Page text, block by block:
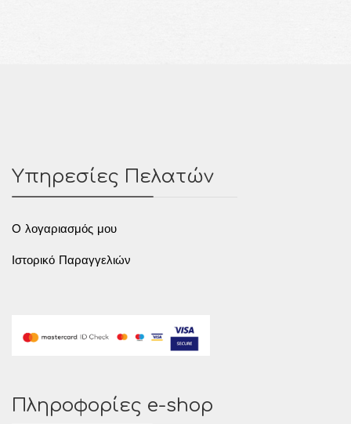
Υπηρεσίες Πελατών
O λογαριασμός μου
Ιστορικό Παραγγελιών
Πληροφορίες e-shop